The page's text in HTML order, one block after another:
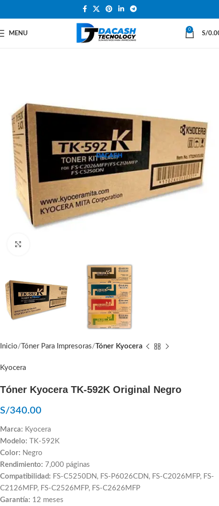
MENU
0
S/
Inicio Tóner Para Impresoras Tóner Kyocera
Kyocera
Tóner Kyocera TK-592K Original Negro
S/340.00
Marca: Kyocera
Modelo: TK-592K
Color: Negro
Rendimiento: 7,000 páginas
Compatibilidad: FS-C5250DN, FS-P6026CDN, FS-C2026MFP, FS-
C2126MFP, FS-C2526MFP, FS-C2626MFP
Garantía: 12 meses